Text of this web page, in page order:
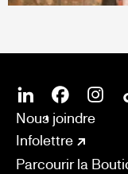
SOCIAL
LinkedinFacebook
CONNECT
Nous joindre
Infolettre
Parcourir la